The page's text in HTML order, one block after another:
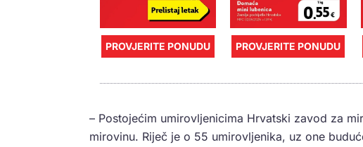
PROVJERITE PONUDU PROVJERITE PONUDU
– Postojećim umirovljenicima Hrvatski zavod za
mirovinu. Riječ je o 55 umirovljenika, uz one